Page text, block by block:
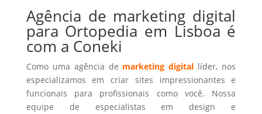
Agência de marketing digital
para Ortopedia em Lisboa é
com a Coneki
Como uma agência de marketing digital líder, nos
especializamos em criar sites impressionantes e
funcionais para profissionais como você. Nossa
equipe de especialistas em design e